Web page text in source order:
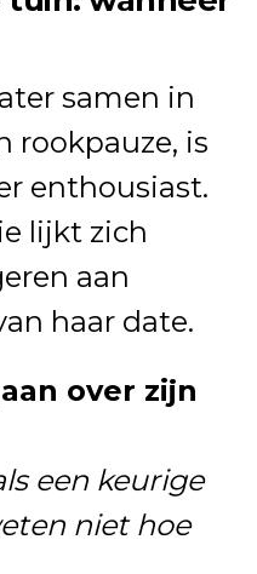
samen in
rookpauze, is
enthousiast.
lijkt zich
aan
haar date.
over zijn
een keurige
niet hoe